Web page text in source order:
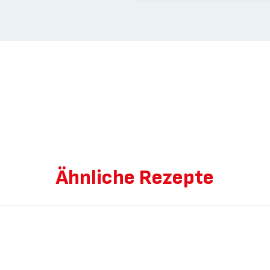
Ähnliche Rezepte